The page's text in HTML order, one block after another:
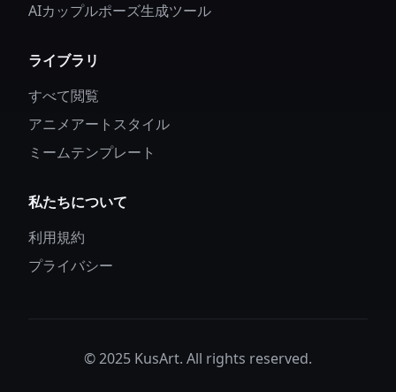
AIカップルポーズ生成ツール
ライブラリ
すべて閲覧
アニメアートスタイル
ミームテンプレート
私たちについて
利用規約
プライバシー
© 2025 KusArt. All rights reserved.